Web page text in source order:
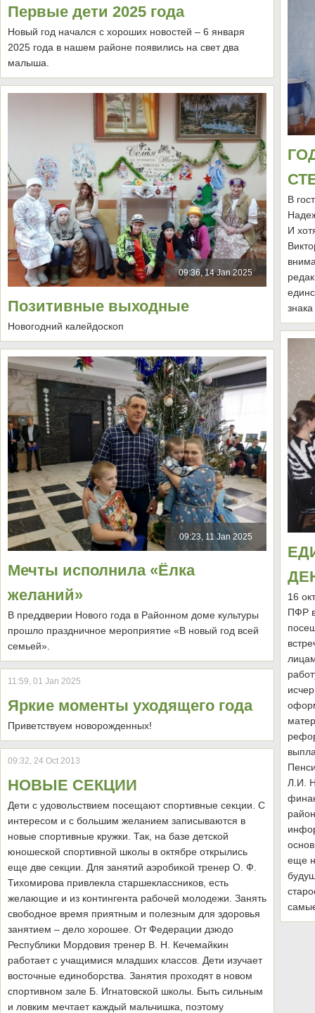
Первые дети 2025 года
Новый год начался с хороших новостей – 6 января
2025 года в нашем районе появились на свет два
малыша.
09:36, 14 Jan 2025
Позитивные выходные
Новогодний калейдоскоп
09:23, 11 Jan 2025
Мечты исполнила «Ёлка
желаний»
В преддверии Нового года в Районном доме культуры
прошло праздничное мероприятие «В новый год всей
семьей».
11:59, 01 Jan 2025
Яркие моменты уходящего года
Приветствуем новорожденных!
09:32, 24 Oct 2013
НОВЫЕ СЕКЦИИ
Дети с удовольствием посещают спортивные секции. С
интересом и с большим желанием записываются в
новые спортивные кружки. Так, на базе детской
юношеской спортивной школы в октябре открылись
еще две секции. Для занятий аэробикой тренер О. Ф.
Тихомирова привлекла старшеклассников, есть
желающие и из контингента рабочей молодежи. Занять
свободное время приятным и полезным для здоровья
занятием – дело хорошее. От Федерации дзюдо
Республики Мордовия тренер В. Н. Кечемайкин
работает с учащимися младших классов. Дети изучает
восточные единоборства. Занятия проходят в новом
спортивном зале Б. Игнатовской школы. Быть сильным
и ловким мечтает каждый мальчишка, поэтому
В
И
16
ПФР
Л.И.
еще